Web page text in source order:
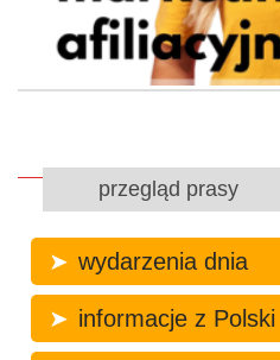
przegląd prasy
wydarzenia dnia
informacje z Polski